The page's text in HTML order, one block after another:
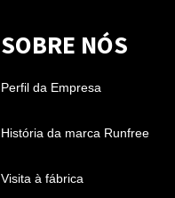
SOBRE NÓS
Perfil da Empresa
História da marca Runfree
Visita à fábrica